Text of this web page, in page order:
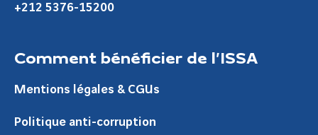
+212 5376-15200
Comment bénéficier de l’ISSA
Mentions légales & CGUs
Politique anti-corruption